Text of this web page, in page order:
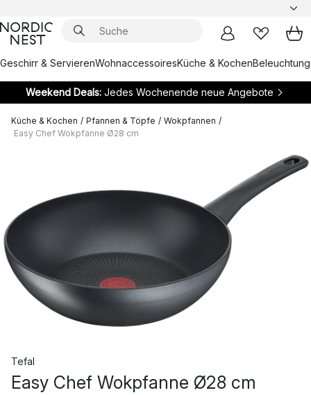
Geschirr & ServierenWohnaccessoiresKüche & KochenBeleuchtung
Weekend Deals:Jedes Wochenende neue Angebote
Küche & Kochen / Pfannen & Töpfe / Wokpfannen /
Easy Chef Wokpfanne Ø28 cm
Tefal
Easy Chef Wokpfanne Ø28 cm